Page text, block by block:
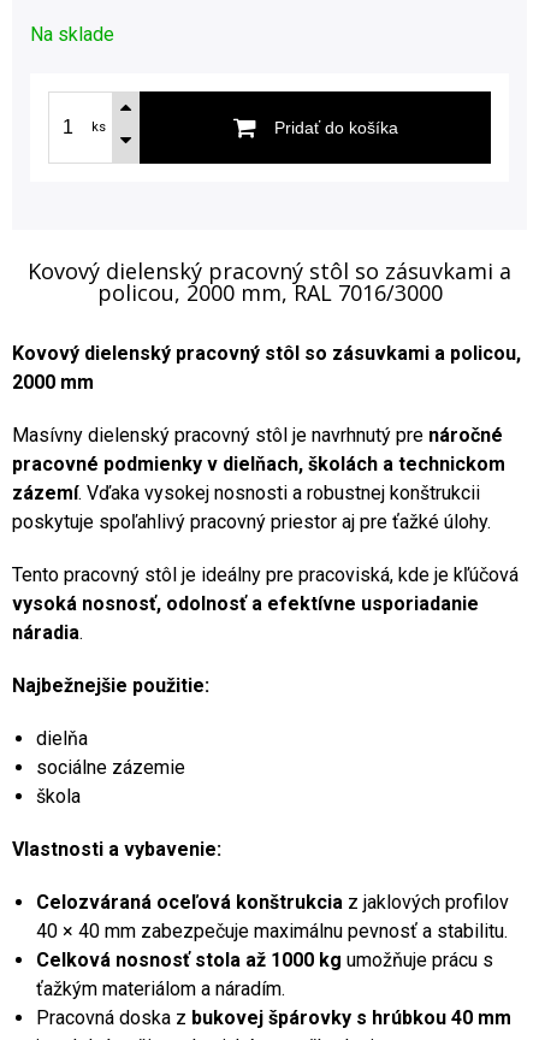
Na sklade
ks Pridať do košíka
Kovový dielenský pracovný stôl so zásuvkami a
policou, 2000 mm, RAL 7016/3000
Kovový dielenský pracovný stôl so zásuvkami a policou,
2000 mm
Masívny dielenský pracovný stôl je navrhnutý pre náročné
pracovné podmienky v dielňach, školách a technickom
zázemí. Vďaka vysokej nosnosti a robustnej konštrukcii
poskytuje spoľahlivý pracovný priestor aj pre ťažké úlohy.
Tento pracovný stôl je ideálny pre pracoviská, kde je kľúčová
vysoká nosnosť, odolnosť a efektívne usporiadanie
náradia.
Najbežnejšie použitie:
dielňa
sociálne zázemie
škola
Vlastnosti a vybavenie:
Celozváraná oceľová konštrukcia z jaklových profilov
40 × 40 mm zabezpečuje maximálnu pevnosť a stabilitu.
Celková nosnosť stola až 1000 kg umožňuje prácu s
ťažkým materiálom a náradím.
Pracovná doska z bukovej špárovky s hrúbkou 40 mm